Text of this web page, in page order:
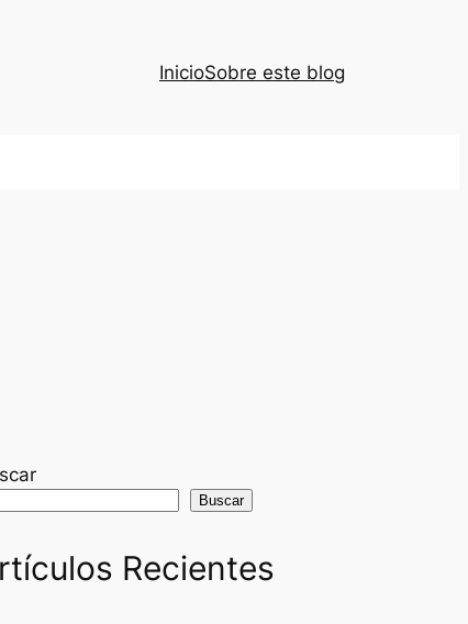
InicioSobre este blog
Buscar
Recientes